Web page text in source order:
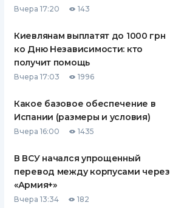
ВСЕ СТРАХОВЫЕ ПОЛИСЫ
СТРАХОВЫЕ КОМПАНИИ
ОТЗЫВЫ О СТРАХОВЫХ
КОМПАНИЯХ
КОНТАКТЫ
Вчера 17:20 143
Киевлянам выплатят до 1000 грн
ко Дню Независимости: кто
получит помощь
Вчера 17:03 1996
Какое базовое обеспечение в
Испании (размеры и условия)
Вчера 16:00 1435
В ВСУ начался упрощенный
перевод между корпусами через
«Армия+»
Вчера 13:34 182